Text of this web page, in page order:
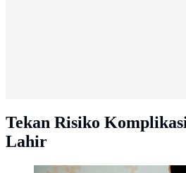
Tekan Risiko
Lahir